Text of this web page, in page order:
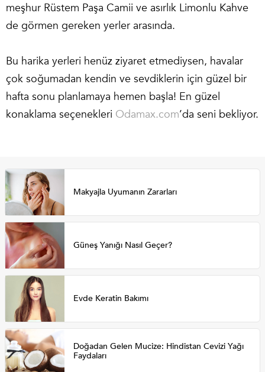
meşhur Rüstem Paşa Camii ve asırlık Limonlu Kahve
de görmen gereken yerler arasında.
Bu harika yerleri henüz ziyaret etmediysen, havalar
çok soğumadan kendin ve sevdiklerin için güzel bir
hafta sonu planlamaya hemen başla! En güzel
konaklama seçenekleri Odamax.com’da seni bekliyor.
Makyajla Uyumanın Zararları
Güneş Yanığı Nasıl Geçer?
Evde Keratin Bakımı
Doğadan Gelen Mucize: Hindistan Cevizi Yağı
Faydaları